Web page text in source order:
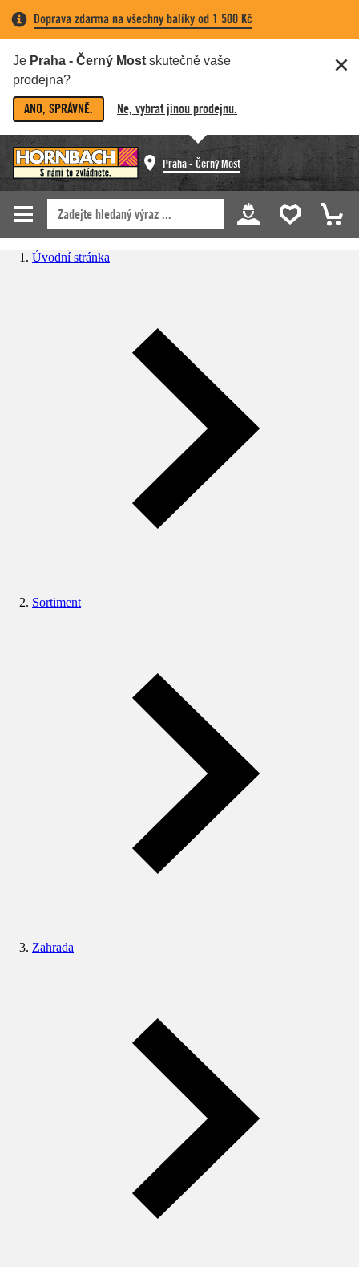
Doprava zdarma na všechny balíky od 1 500 Kč
Je Praha - Černý Most skutečně vaše
prodejna?
ANO, SPRÁVNĚ. Ne, vybrat jinou prodejnu.
Praha - Černý Most
Úvodní stránka
Sortiment
Zahrada